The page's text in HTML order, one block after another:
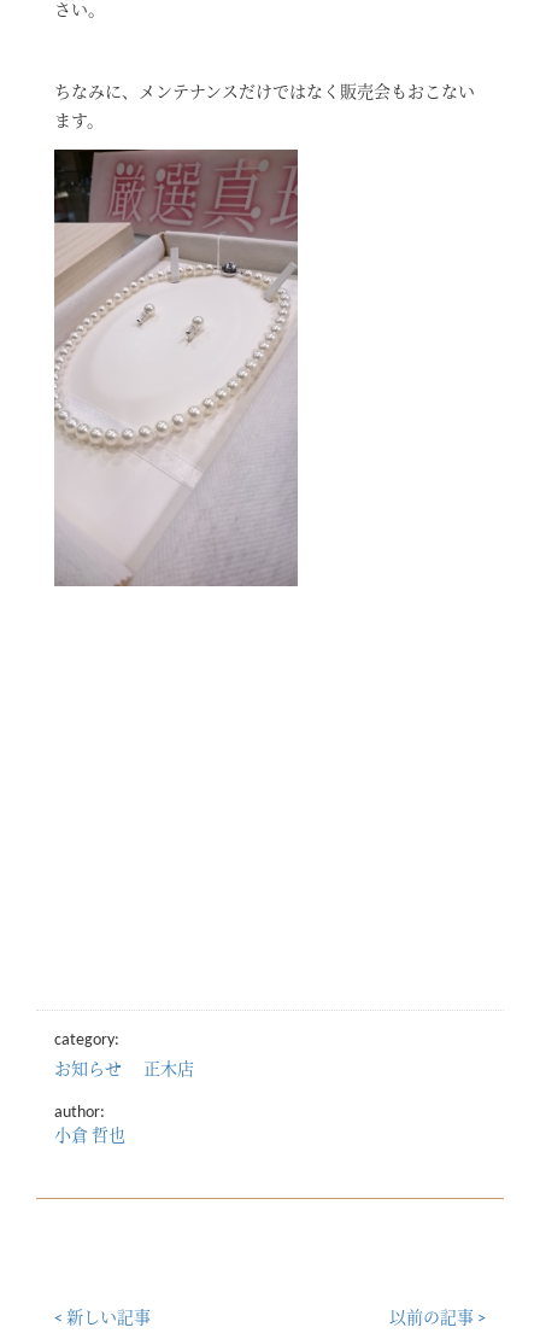
さい。
ちなみに、メンテナンスだけではなく販売会もおこない
ます。
category:
お知らせ
正木店
author:
小倉 哲也
< 新しい記事 以前の記事 >